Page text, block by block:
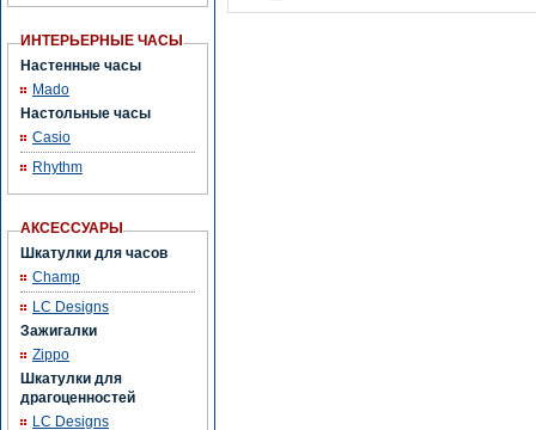
ИНТЕРЬЕРНЫЕ ЧАСЫ
Настенные часы
Mado
Настольные часы
Casio
Rhythm
АКСЕССУАРЫ
Шкатулки для часов
Champ
LC Designs
Зажигалки
Zippo
Шкатулки для
драгоценностей
LC Designs